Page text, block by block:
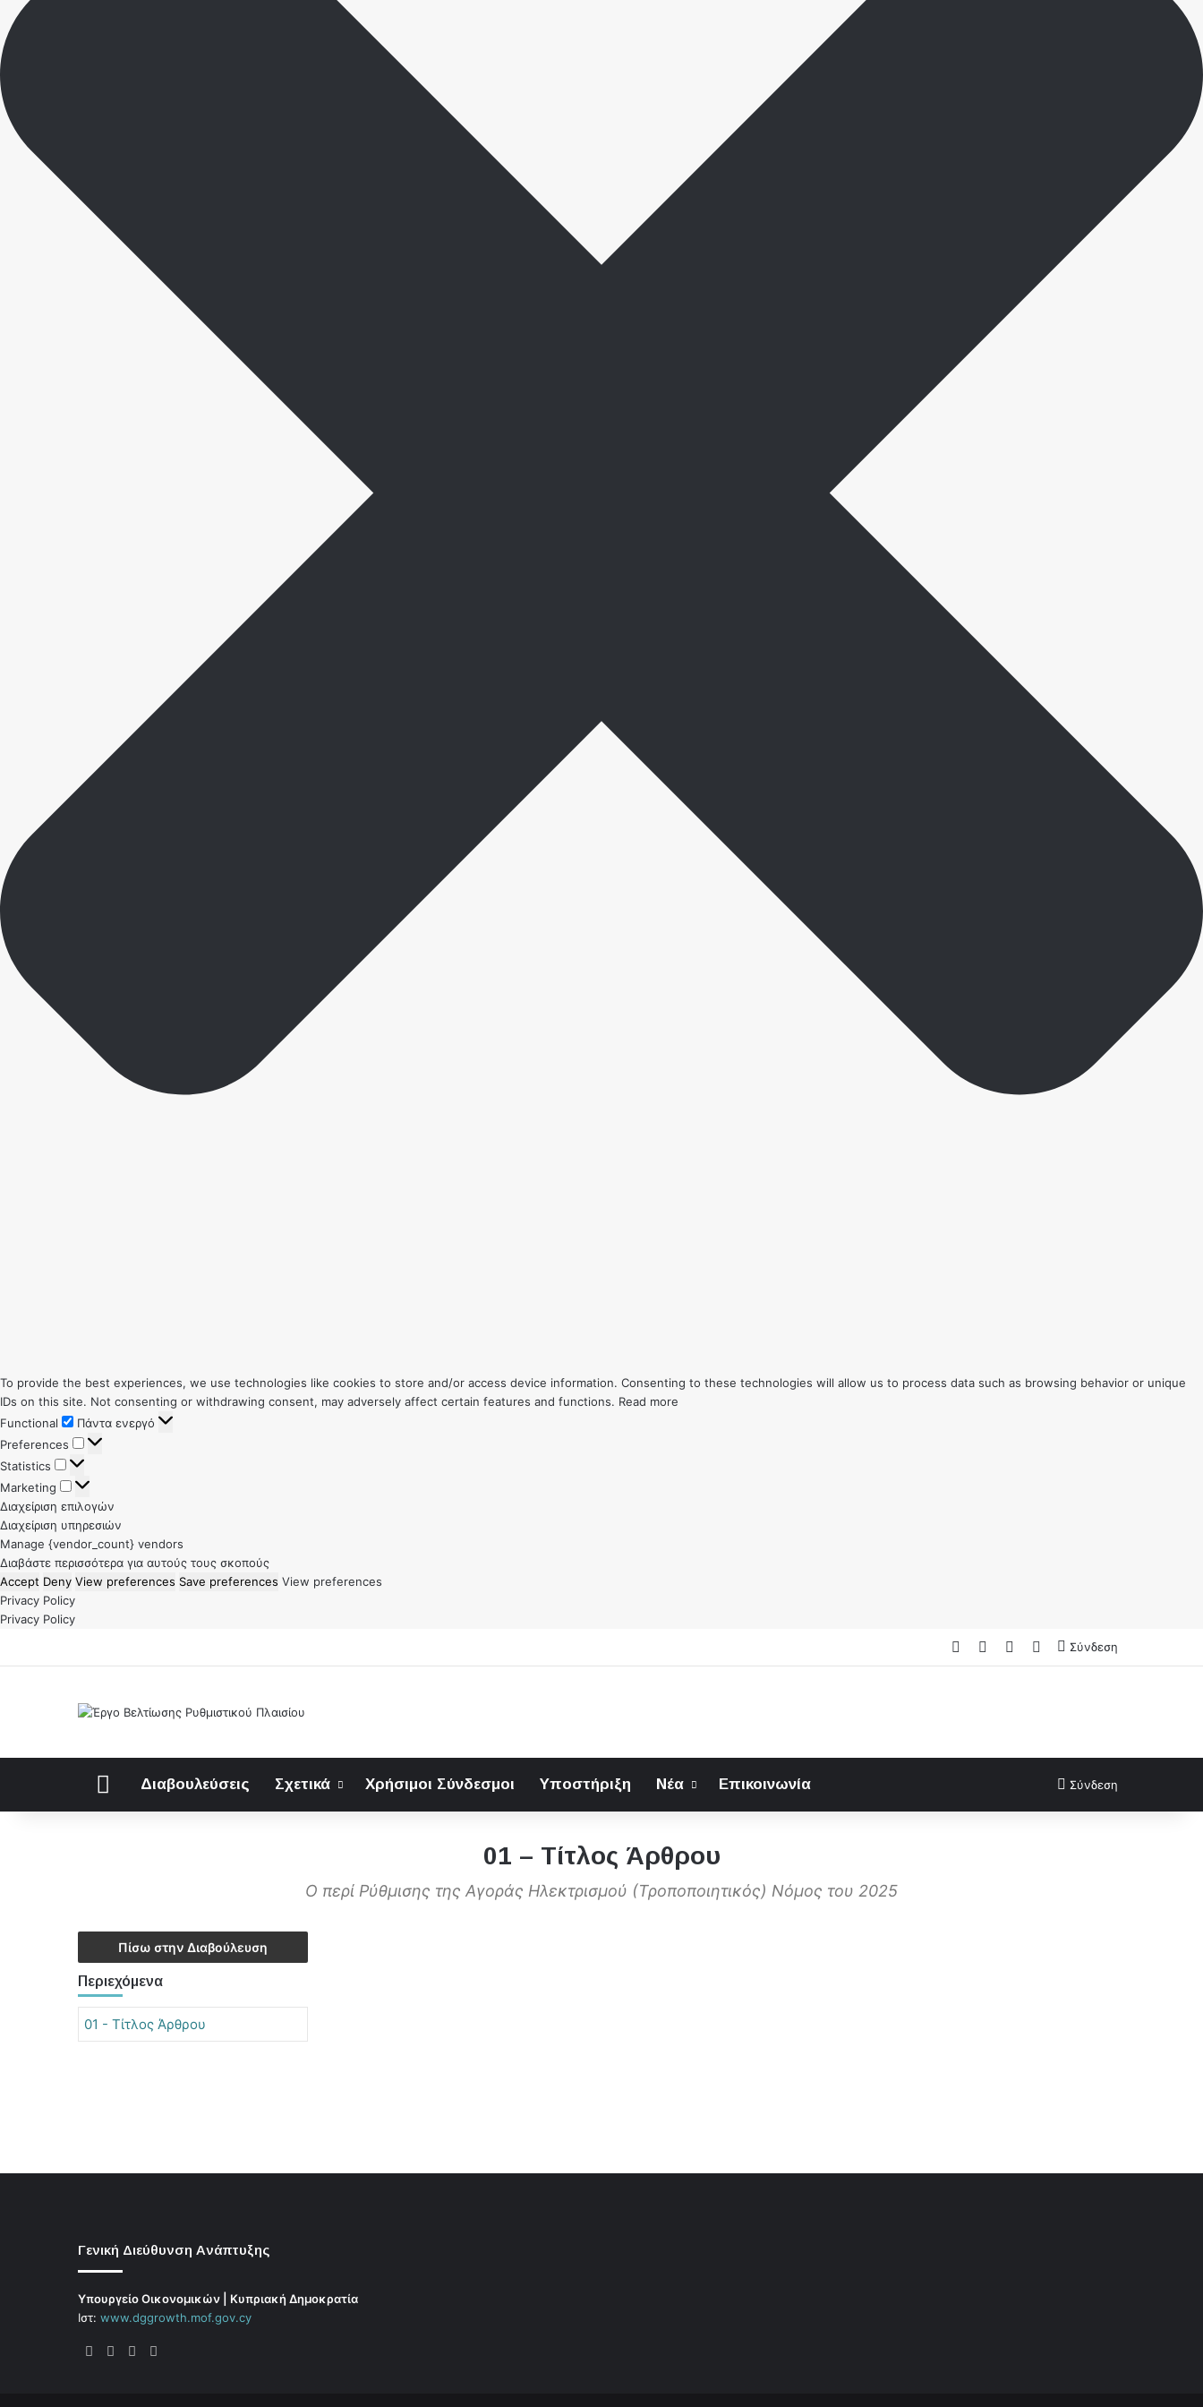
To provide the best experiences, we use technologies like cookies to store and/or access device information. Consenting to these technologies will allow us to process data such as browsing behavior or unique
IDs on this site. Not consenting or withdrawing consent, may adversely affect certain features and functions. Read more
Functional
Functional
Πάντα ενεργό
Preferences
Preferences
Statistics
Statistics
Marketing
Marketing
Διαχείριση επιλογών
Διαχείριση υπηρεσιών
Manage {vendor_count} vendors
Διαβάστε περισσότερα για αυτούς τους σκοπούς
Accept Deny View preferences Save preferences View preferences
Privacy Policy
Privacy Policy
Facebook LinkedIn
FAQsΣύνδεση
ΑρχικήΔιαβουλεύσεις Σχετικά Χρήσιμοι Σύνδεσμοι Υποστήριξη Νέα Επικοινωνία Σύνδεση
01 – Τίτλος Άρθρου
Ο περί Ρύθμισης της Αγοράς Ηλεκτρισμού (Τροποποιητικός) Νόμος του 2025
Πίσω στην Διαβούλευση
Περιεχόμενα
01 - Τίτλος Άρθρου
Γενική Διεύθυνση Ανάπτυξης
Υπουργείο Οικονομικών | Κυπριακή Δημοκρατία
Ιστ: www.dggrowth.mof.gov.cy
Facebook
X LinkedIn